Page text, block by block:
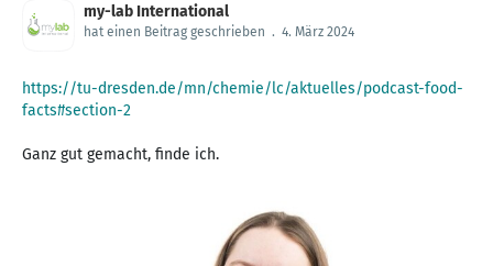
my-lab International
hat einen Beitrag geschrieben . 4. März 2024
https://tu-dresden.de/mn/chemie/lc/aktuelles/podcast-food-
facts#section-2
Ganz gut gemacht, finde ich.